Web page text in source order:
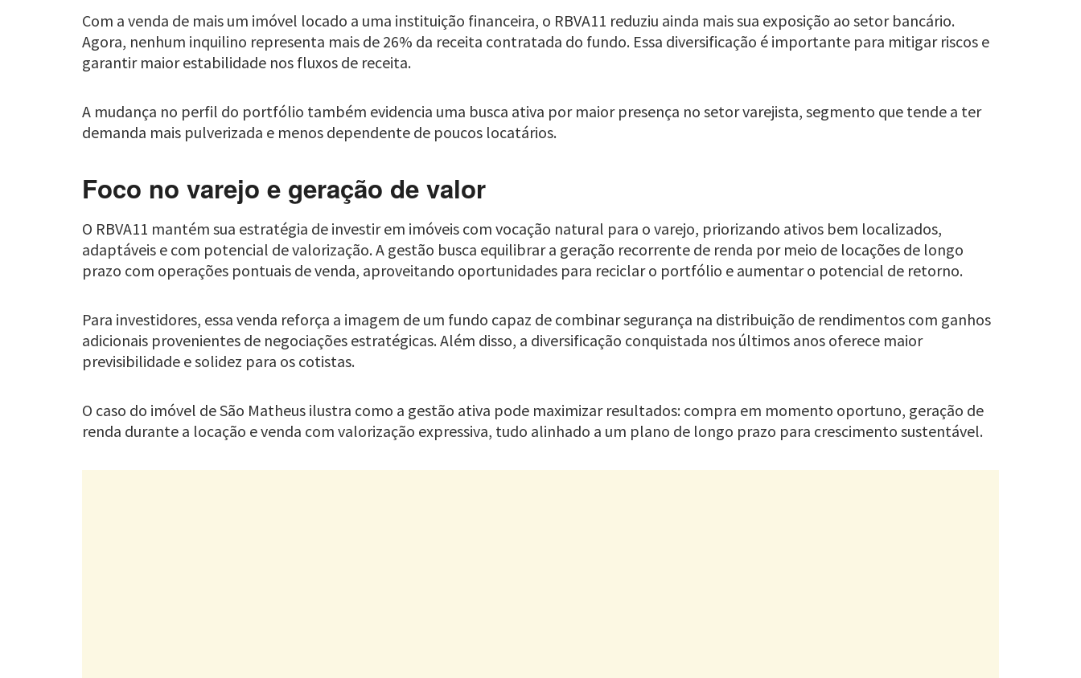
Com a venda de mais um imóvel locado a uma instituição financeira, o RBVA11 reduziu ainda mais sua exposição ao setor bancário.
Agora, nenhum inquilino representa mais de 26% da receita contratada do fundo. Essa diversificação é importante para mitigar riscos e
garantir maior estabilidade nos fluxos de receita.
A mudança no perfil do portfólio também evidencia uma busca ativa por maior presença no setor varejista, segmento que tende a ter
demanda mais pulverizada e menos dependente de poucos locatários.
Foco no varejo e geração de valor
O RBVA11 mantém sua estratégia de investir em imóveis com vocação natural para o varejo, priorizando ativos bem localizados,
adaptáveis e com potencial de valorização. A gestão busca equilibrar a geração recorrente de renda por meio de locações de longo
prazo com operações pontuais de venda, aproveitando oportunidades para reciclar o portfólio e aumentar o potencial de retorno.
Para investidores, essa venda reforça a imagem de um fundo capaz de combinar segurança na distribuição de rendimentos com ganhos
adicionais provenientes de negociações estratégicas. Além disso, a diversificação conquistada nos últimos anos oferece maior
previsibilidade e solidez para os cotistas.
O caso do imóvel de São Matheus ilustra como a gestão ativa pode maximizar resultados: compra em momento oportuno, geração de
renda durante a locação e venda com valorização expressiva, tudo alinhado a um plano de longo prazo para crescimento sustentável.